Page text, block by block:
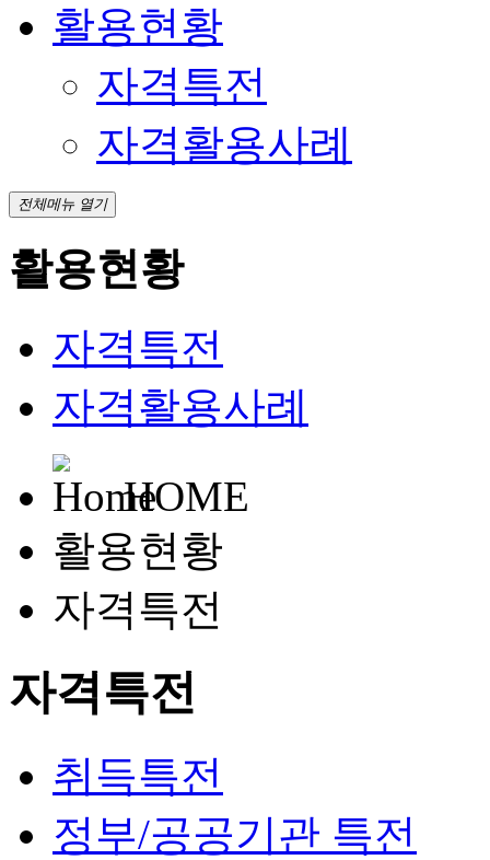
활용현황
자격특전
자격활용사례
전체메뉴 열기
활용현황
자격특전
자격활용사례
HOME
활용현황
자격특전
자격특전
취득특전
정부/공공기관 특전